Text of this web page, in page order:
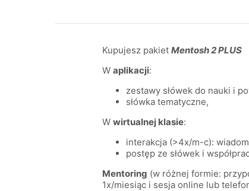
Kupujesz pakiet Mentosh2 PLUS
W aplikacji:
zestawy słówek do nauki i
słówka tematyczne,
W wirtualnej klasie:
interakcja (>4x/m-c):
postęp ze słówek i
Mentoring (w różnej formie:
1x/miesiąc i sesja online lub